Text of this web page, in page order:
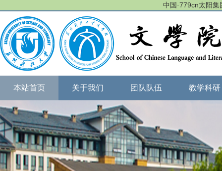
中国·779cn太阳
本站首页 关于我们 团队队伍 教学科研